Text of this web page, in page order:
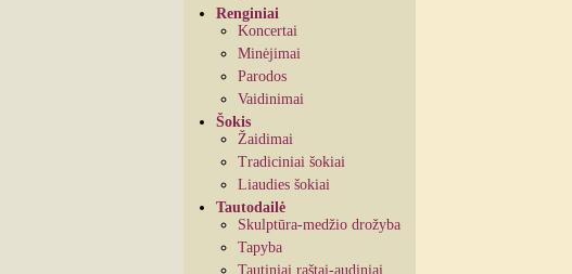
Renginiai
Koncertai
Minėjimai
Parodos
Vaidinimai
Šokis
Žaidimai
Tradiciniai šokiai
Liaudies šokiai
Tautodailė
Skulptūra-medžio drožyba
Tapyba
Tautiniai raštai-audiniai